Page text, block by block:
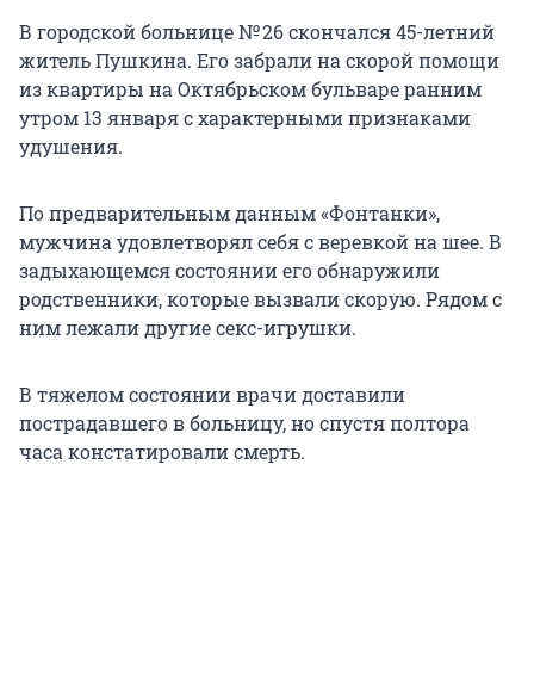
В городской больнице № 26 скончался 45-летний
житель Пушкина. Его забрали на скорой помощи
из квартиры на Октябрьском бульваре ранним
утром 13 января с характерными признаками
удушения.
По предварительным данным «Фонтанки»,
мужчина удовлетворял себя с веревкой на шее. В
задыхающемся состоянии его обнаружили
родственники, которые вызвали скорую. Рядом с
ним лежали другие секс-игрушки.
В тяжелом состоянии врачи доставили
пострадавшего в больницу, но спустя полтора
часа констатировали смерть.